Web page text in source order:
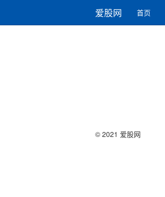
爱股网 首页
© 2021 爱股网